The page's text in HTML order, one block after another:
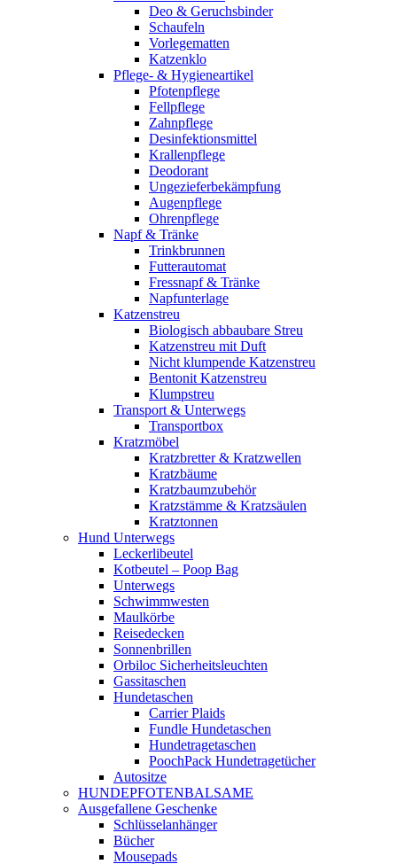
Deo & Geruchsbinder
Schaufeln
Vorlegematten
Katzenklo
Pflege- & Hygieneartikel
Pfotenpflege
Fellpflege
Zahnpflege
Desinfektionsmittel
Krallenpflege
Deodorant
Ungezieferbekämpfung
Augenpflege
Ohrenpflege
Napf & Tränke
Trinkbrunnen
Futterautomat
Fressnapf & Tränke
Napfunterlage
Katzenstreu
Biologisch abbaubare Streu
Katzenstreu mit Duft
Nicht klumpende Katzenstreu
Bentonit Katzenstreu
Klumpstreu
Transport & Unterwegs
Transportbox
Kratzmöbel
Kratzbretter & Kratzwellen
Kratzbäume
Kratzbaumzubehör
Kratzstämme & Kratzsäulen
Kratztonnen
Hund Unterwegs
Leckerlibeutel
Kotbeutel – Poop Bag
Unterwegs
Schwimmwesten
Maulkörbe
Reisedecken
Sonnenbrillen
Orbiloc Sicherheitsleuchten
Gassitaschen
Hundetaschen
Carrier Plaids
Fundle Hundetaschen
Hundetragetaschen
PoochPack Hundetragetücher
Autositze
HUNDEPFOTENBALSAME
Ausgefallene Geschenke
Schlüsselanhänger
Bücher
Mousepads